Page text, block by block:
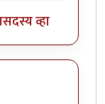
सदस्य व्हा